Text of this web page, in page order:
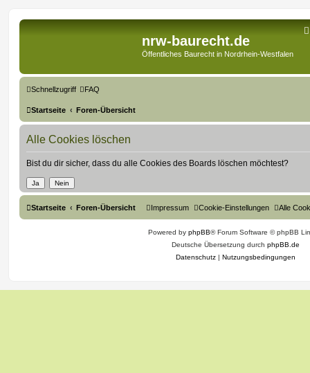
nrw-baurecht.de
Öffentliches Baurecht in Nordrhein-Westfalen
Schnellzugriff FAQ
Startseite Foren-Übersicht
Alle Cookies löschen
Bist du dir sicher, dass du alle Cookies des Boards löschen möchtest?
Startseite Foren-Übersicht Alle
Cookie-Einstellungen
Impressum
Powered by phpBB® Forum Software © phpBB
Deutsche Übersetzung durch phpBB.de
Datenschutz | Nutzungsbedingungen